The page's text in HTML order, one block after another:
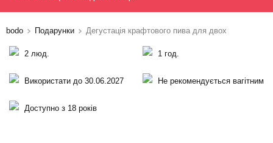
bodo Подарунки Дегустація крафтового пива для двох
2 люд. 1 год.
Використати до 30.06.2027 Не рекомендується вагітним
Доступно з 18 років